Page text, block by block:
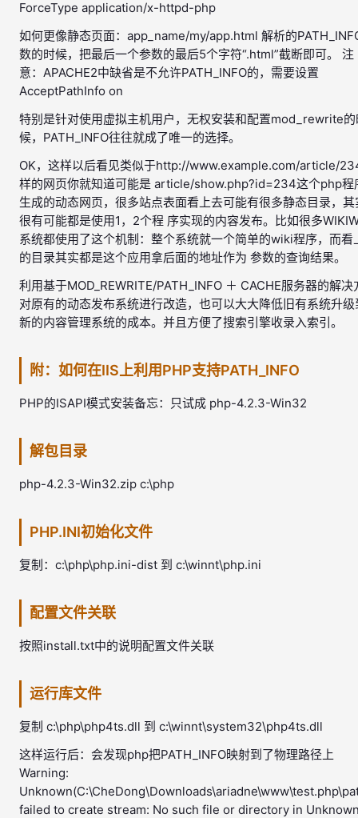
ForceType application/x-httpd-php
如何更像静态页面：app_name/my/app.html 解析的
数的时候，把最后一个参数的最后5个字符“.html”截断即可。 注
意：APACHE2中缺省是不允许PATH_INFO的，需要设置
AcceptPathInfo on
特别是针对使用虚拟主机用户，无权安装和配置mod_rewrite的
候，PATH_INFO往往就成了唯一的选择。
OK，这样以后看见类似于http://www.example.com/article/
样的网页你就知道可能是 article/show.php?id=234这个php程
生成的动态网页，很多站点表面看上去可能有很多静态目录，其
很有可能都是使用1，2个程 序实现的内容发布。比如很多
系统都使用了这个机制：整个系统就一个简单的wiki程序，而看
的目录其实都是这个应用拿后面的地址作为 参数的查询结果。
利用基于MOD_REWRITE/PATH_INFO ＋ CACHE服务器的解决
对原有的动态发布系统进行改造，也可以大大降低旧有系统升级
新的内容管理系统的成本。并且方便了搜索引擎收录入索引。
附：如何在IIS上利用PHP支持PATH_INFO
PHP的ISAPI模式安装备忘：只试成 php-4.2.3-Win32
解包目录
php-4.2.3-Win32.zip c:\php
PHP.INI初始化文件
复制：c:\php\php.ini-dist 到 c:\winnt\php.ini
配置文件关联
按照install.txt中的说明配置文件关联
运行库文件
复制 c:\php\php4ts.dll 到 c:\winnt\system32\php4ts.dll
这样运行后：会发现php把PATH_INFO映射到了物理路径上
Warning:
failed to create stream: No such file or directory in